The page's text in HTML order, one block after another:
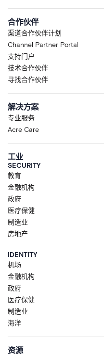
合作伙伴
渠道合作伙伴计划
Channel Partner Portal
支持门户
技术合作伙伴
寻找合作伙伴
解决方案
专业服务
Acre Care
工业
SECURITY
教育
金融机构
政府
医疗保健
制造业
房地产
IDENTITY
机场
金融机构
政府
医疗保健
制造业
海洋
资源